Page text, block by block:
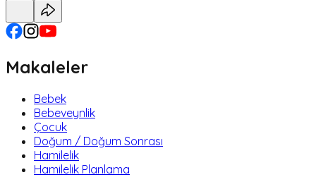
Makaleler
Bebek
Bebeveynlik
Çocuk
Doğum / Doğum Sonrası
Hamilelik
Hamilelik Planlama